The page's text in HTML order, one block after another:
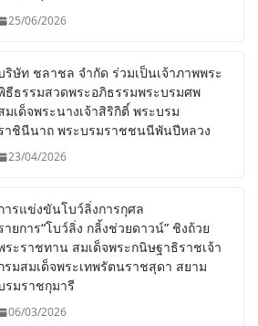
25/06/2026
ริษัท ชลาชล จำกัด ร่วมเป็นเจ้าภาพพระ
ธีธรรมสวดพระอภิธรรมพระบรมศพ
มเด็จพระนางเจ้าสิริกิติ์ พระบรม
าชินีนาถ พระบรมราชชนนีพันปีหลวง
23/04/2026
ารแข่งขันโบว์ลิ่งการกุศล
ายการ“โบว์ลิ่ง กลิ้งช่วยดาวน์” ชิงถ้วย
ระราชทาน สมเด็จพระกนิษฐาธิราชเจ้า
รมสมเด็จพระเทพรัตนราชสุดา สยาม
รมราชกุมารี
06/03/2026